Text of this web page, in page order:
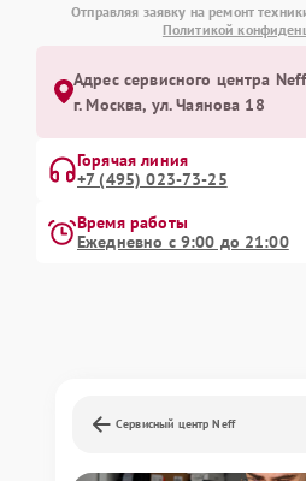
Отправляя заявку на ремонт
Политикой
Адрес сервисного центра
г. Москва, ул. Чаянова 18
Горячая линия
+7 (495) 023-73-25
Время работы
Ежедневно с 9:00 до 21:00
Сервисный центр Neff